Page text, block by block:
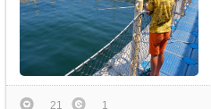
21 1